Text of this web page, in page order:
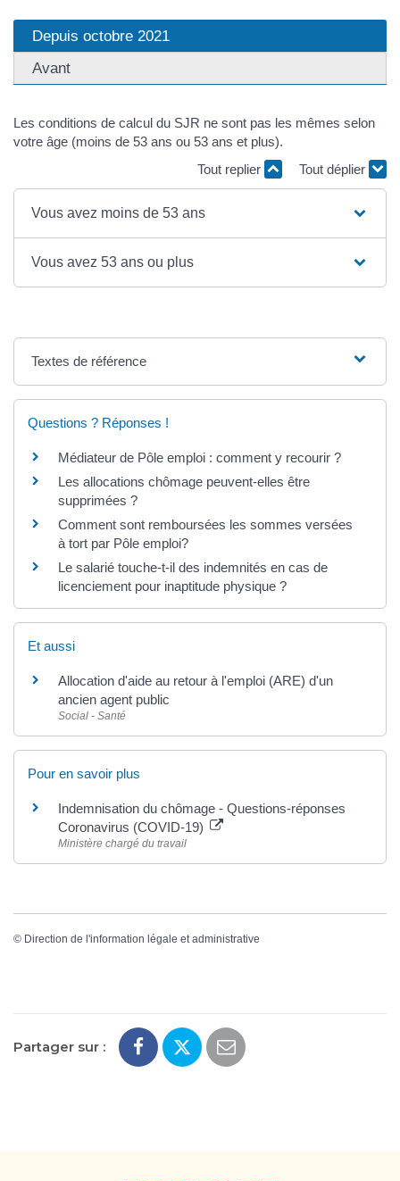
Depuis octobre 2021
Avant
Les conditions de calcul du SJR ne sont pas les mêmes selon
votre âge (moins de 53 ans ou 53 ans et plus).
Tout replier
Tout déplier
Vous avez moins de 53 ans
Vous avez 53 ans ou plus
Textes de référence
Questions ? Réponses !
Médiateur de Pôle emploi : comment y recourir ?
Les allocations chômage peuvent-elles être
supprimées ?
Comment sont remboursées les sommes versées
à tort par Pôle emploi?
Le salarié touche-t-il des indemnités en cas de
licenciement pour inaptitude physique ?
Et aussi
Allocation d'aide au retour à l'emploi (ARE) d'un
ancien agent public
Social - Santé
Pour en savoir plus
Indemnisation du chômage - Questions-réponses
Coronavirus (COVID-19)
Ministère chargé du travail
© Direction de l'information légale et administrative
Partager sur :